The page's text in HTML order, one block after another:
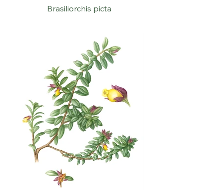
Brasiliorchis picta